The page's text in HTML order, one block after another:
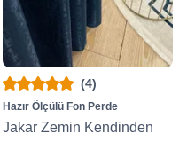
(4)
Hazır Ölçülü Fon Perde
Jakar Zemin Kendinden